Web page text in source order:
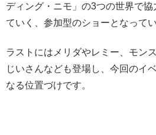
ディング・ニモ」の3つの世界で
ていく、参加型のショーとなってい
ラストにはメリダやレミー、モン
じいさんなども登場し、今回のイ
なる位置づけです。